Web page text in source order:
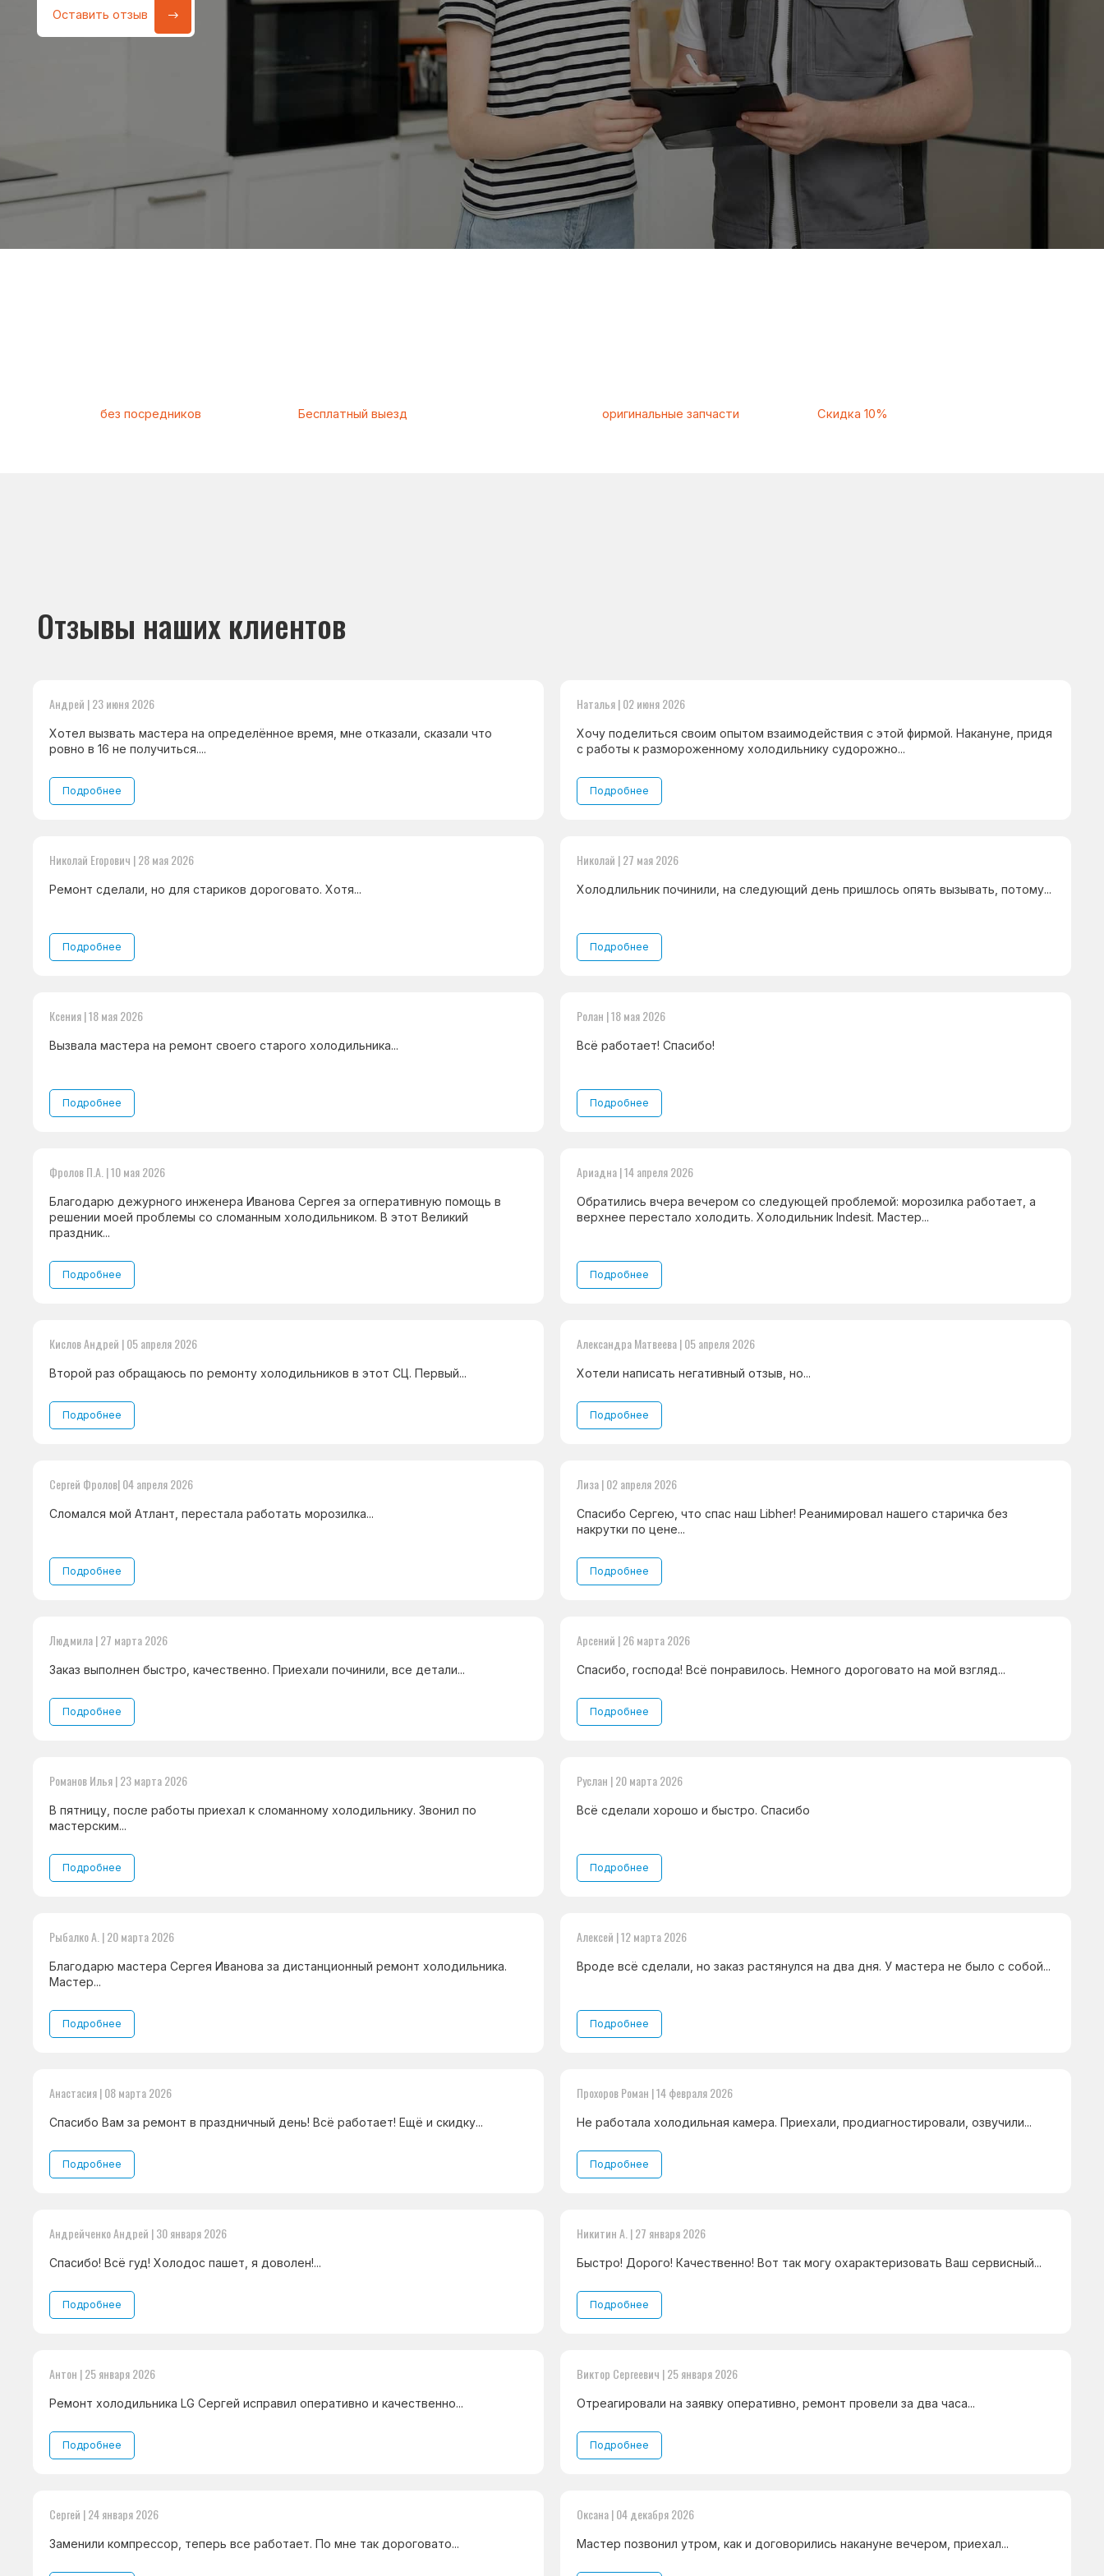
Андрей | 23 июня 2026
Хотел вызвать мастера на определённое время, мне отказали, сказали что
ровно в 16 не получиться....
Подробнее
Наталья | 02 июня 2026
Хочу поделиться своим опытом взаимодействия с этой фирмой. Накануне, придя
с работы к размороженному холодильнику судорожно...
Подробнее
Николай Егорович | 28 мая 2026
Ремонт сделали, но для стариков дороговато. Хотя...
Подробнее
Николай | 27 мая 2026
Холодлильник починили, на следующий день пришлось опять вызывать, потому...
Подробнее
Ксения | 18 мая 2026
Вызвала мастера на ремонт своего старого холодильника...
Подробнее
Ролан | 18 мая 2026
Всё работает! Спасибо!
Подробнее
Фролов П.А. | 10 мая 2026
Благодарю дежурного инженера Иванова Сергея за огперативную помощь в
решении моей проблемы со сломанным холодильником. В этот Великий
праздник...
Подробнее
Ариадна | 14 апреля 2026
Обратились вчера вечером со следующей проблемой: морозилка работает, а
верхнее перестало холодить. Холодильник Indesit. Мастер...
Подробнее
Кислов Андрей | 05 апреля 2026
Второй раз обращаюсь по ремонту холодильников в этот СЦ. Первый...
Подробнее
Александра Матвеева | 05 апреля 2026
Хотели написать негативный отзыв, но...
Подробнее
Сергей Фролов| 04 апреля 2026
Сломался мой Атлант, перестала работать морозилка...
Подробнее
Лиза | 02 апреля 2026
Спасибо Сергею, что спас наш Libher! Реанимировал нашего старичка без
накрутки по цене...
Подробнее
Людмила | 27 марта 2026
Заказ выполнен быстро, качественно. Приехали починили, все детали...
Подробнее
Арсений | 26 марта 2026
Спасибо, господа! Всё понравилось. Немного дороговато на мой взгляд...
Подробнее
Романов Илья | 23 марта 2026
В пятницу, после работы приехал к сломанному холодильнику. Звонил по
мастерским...
Подробнее
Руслан | 20 марта 2026
Всё сделали хорошо и быстро. Спасибо
Подробнее
Рыбалко А. | 20 марта 2026
Благодарю мастера Сергея Иванова за дистанционный ремонт холодильника.
Мастер...
Подробнее
Алексей | 12 марта 2026
Вроде всё сделали, но заказ растянулся на два дня. У мастера не было с собой...
Подробнее
Анастасия | 08 марта 2026
Спасибо Вам за ремонт в праздничный день! Всё работает! Ещё и скидку...
Подробнее
Прохоров Роман | 14 февраля 2026
Не работала холодильная камера. Приехали, продиагностировали, озвучили...
Подробнее
Андрейченко Андрей | 30 января 2026
Спасибо! Всё гуд! Холодос пашет, я доволен!...
Подробнее
Никитин А. | 27 января 2026
Быстро! Дорого! Качественно! Вот так могу охарактеризовать Ваш сервисный...
Подробнее
Антон | 25 января 2026
Ремонт холодильника LG Сергей исправил оперативно и качественно...
Подробнее
Виктор Сергеевич | 25 января 2026
Отреагировали на заявку оперативно, ремонт провели за два часа...
Подробнее
Сергей | 24 января 2026
Заменили компрессор, теперь все работает. По мне так дороговато...
Оксана | 04 декабря 2026
Мастер позвонил утром, как и договорились накануне вечером, приехал...